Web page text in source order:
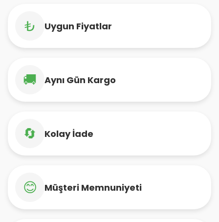
₺ Uygun Fiyatlar
🚚 Aynı Gün Kargo
🔄 Kolay İade
😊 Müşteri Memnuniyeti